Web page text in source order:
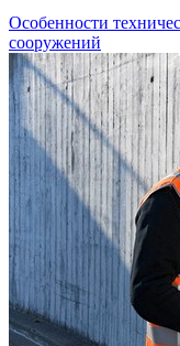
Особенности
сооружений